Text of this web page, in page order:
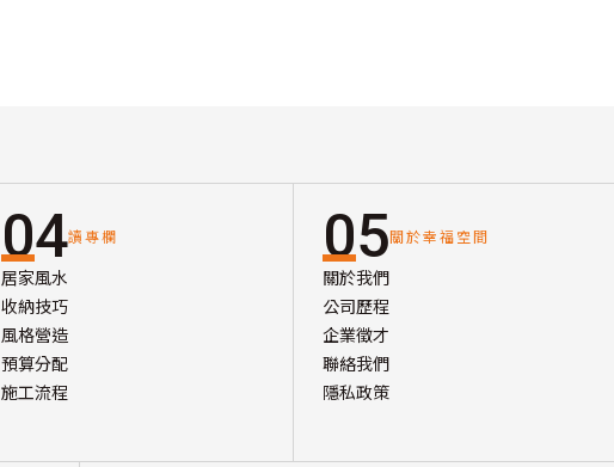
04讀專欄
居家風水
收納技巧
風格營造
預算分配
施工流程
05關於幸福空間
關於我們
公司歷程
企業徵才
聯絡我們
隱私政策